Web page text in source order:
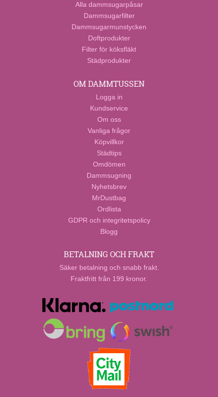
Alla dammsugarpåsar
Dammsugarfilter
Dammsugarmunstycken
Doftprodukter
Filter för köksfläkt
Städprodukter
OM DAMMTUSSEN
Logga in
Kundservice
Om oss
Vanliga frågor
Köpvillkor
Städtips
Omdömen
Dammsugning
Nyhetsbrev
MrDustbag
Ordlista
GDPR och integritetspolicy
Blogg
BETALNING OCH FRAKT
Säker betalning och snabb frakt.
Fraktfritt från 199 kronor.